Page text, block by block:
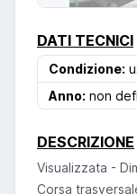
DATI TECNICI
Condizione:
Anno: non
DESCRIZIONE
Visualizzata -
Corsa